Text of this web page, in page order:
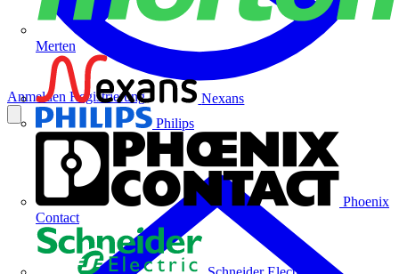
Merten
Nexans
Philips
Phoenix
Contact
Anmelden Registrierung